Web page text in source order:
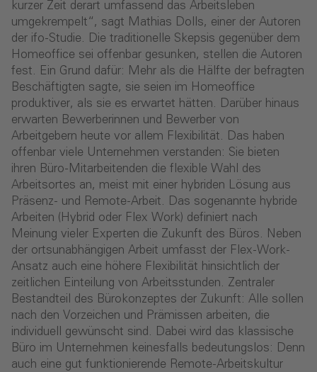
kurzer Zeit derart umfassend das Arbeitsleben
umgekrempelt“, sagt Mathias Dolls, einer der Autoren
der ifo-Studie. Die traditionelle Skepsis gegenüber dem
Homeoffice sei offenbar gesunken, stellen die Autoren
fest. Ein Grund dafür: Mehr als die Hälfte der befragten
Beschäftigten sagte, sie seien im Homeoffice
produktiver, als sie es erwartet hätten. Darüber hinaus
erwarten Bewerberinnen und Bewerber von
Arbeitgebern heute vor allem Flexibilität. Das haben
offenbar viele Unternehmen verstanden: Sie bieten
ihren Büro-Mitarbeitenden die flexible Wahl des
Arbeitsortes an, meist mit einer hybriden Lösung aus
Präsenz- und Remote-Arbeit. Das sogenannte hybride
Arbeiten (Hybrid oder Flex Work) definiert nach
Meinung vieler Experten die Zukunft des Büros. Neben
der ortsunabhängigen Arbeit umfasst der Flex-Work-
Ansatz auch eine höhere Flexibilität hinsichtlich der
zeitlichen Einteilung von Arbeitsstunden. Zentraler
Bestandteil des Bürokonzeptes der Zukunft: Alle sollen
nach den Vorzeichen und Prämissen arbeiten, die
individuell gewünscht sind. Dabei wird das klassische
Büro im Unternehmen keinesfalls bedeutungslos: Denn
auch eine gut funktionierende Remote-Arbeitskultur